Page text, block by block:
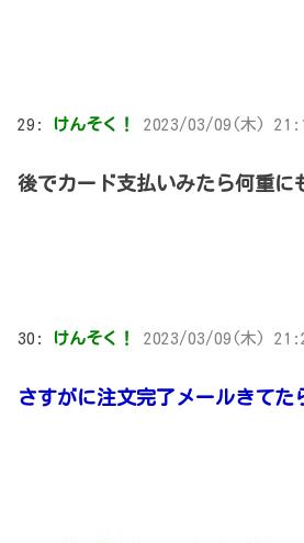
29: けんそく！ 2023/03/09(木)
後でカード支払いみたら何重に
30: けんそく！ 2023/03/09(木)
さすがに注文完了メールきてた